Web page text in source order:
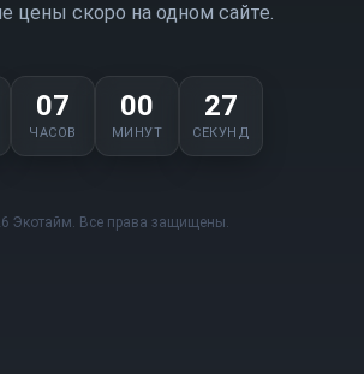
цены скоро на одном сайте.
07
ЧАСОВ
00
МИНУТ
27
СЕКУНД
Экотайм. Все права защищены.